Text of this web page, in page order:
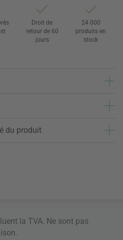
Droit de
retour de 60
jours
24 000
produits en
stock
du produit
la TVA. Ne sont pas